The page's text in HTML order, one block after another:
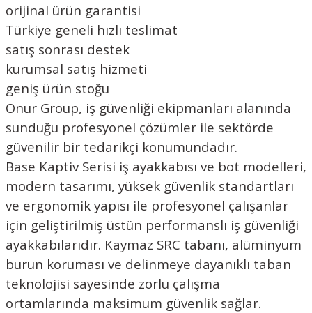
orijinal ürün garantisi
Türkiye geneli hızlı teslimat
satış sonrası destek
kurumsal satış hizmeti
geniş ürün stoğu
Onur Group, iş güvenliği ekipmanları alanında
sunduğu profesyonel çözümler ile sektörde
güvenilir bir tedarikçi konumundadır.
Base Kaptiv Serisi iş ayakkabısı ve bot modelleri,
modern tasarımı, yüksek güvenlik standartları
ve ergonomik yapısı ile profesyonel çalışanlar
için geliştirilmiş üstün performanslı iş güvenliği
ayakkabılarıdır. Kaymaz SRC tabanı, alüminyum
burun koruması ve delinmeye dayanıklı taban
teknolojisi sayesinde zorlu çalışma
ortamlarında maksimum güvenlik sağlar.